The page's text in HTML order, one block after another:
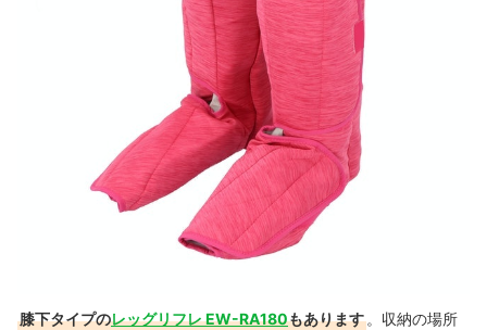
膝下タイプのレッグリフレ EW-RA180もあります 。収納の場所